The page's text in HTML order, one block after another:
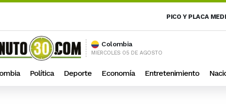
PICO Y PLACA
Colombia
MIERCOLES 05 DE AGOSTO
Política Deporte Economía Entretenimiento